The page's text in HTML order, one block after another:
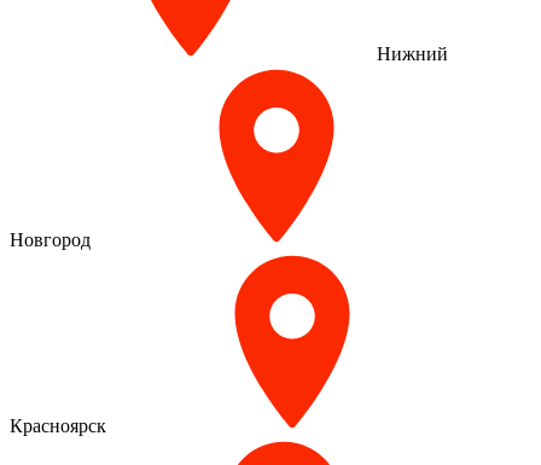
Нижний
Новгород
Красноярск